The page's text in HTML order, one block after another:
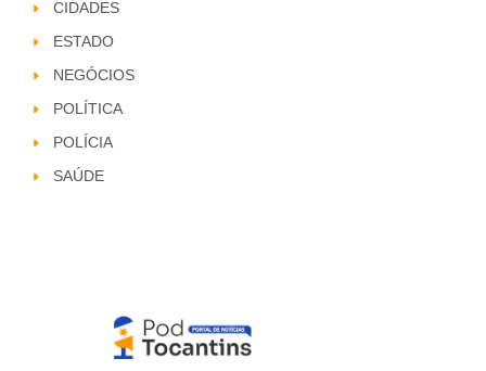
CIDADES
ESTADO
NEGÓCIOS
POLÍTICA
POLÍCIA
SAÚDE